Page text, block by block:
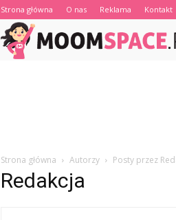
Strona główna O nas Reklama Kontakt
Strona główna Autorzy Posty przez
Redakcja